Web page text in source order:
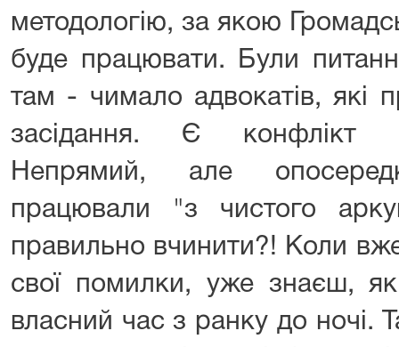
методологію, за якою
буде працювати. Були
там - чимало адвокатів, які
засідання. Є конфлікт
Непрямий, але
працювали "з чистого
правильно вчинити?! Коли
свої помилки, уже знаєш,
власний час з ранку до ночі.